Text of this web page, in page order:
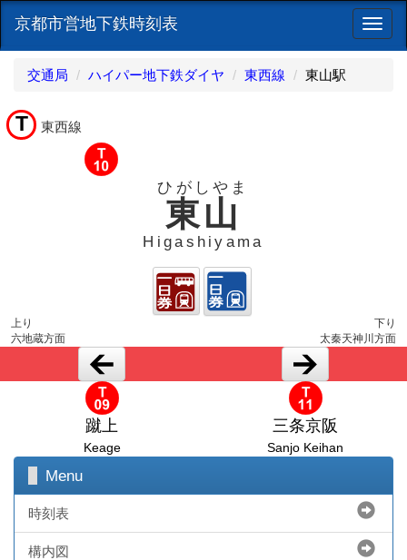
ナ
京都市営地下鉄時刻表
交通局 ハイパー地下鉄ダイヤ 東西線 東山駅
T 東西線
ひがしやま
東山
Higashiyama
上り
六地蔵方面
蹴上
Keage
下り
太秦天神川方面
三条京阪
Sanjo Keihan
Menu
時刻表
構内図